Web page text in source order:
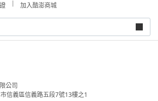
加入酷澎商城
公司
信義區信義路五段7號13樓之1